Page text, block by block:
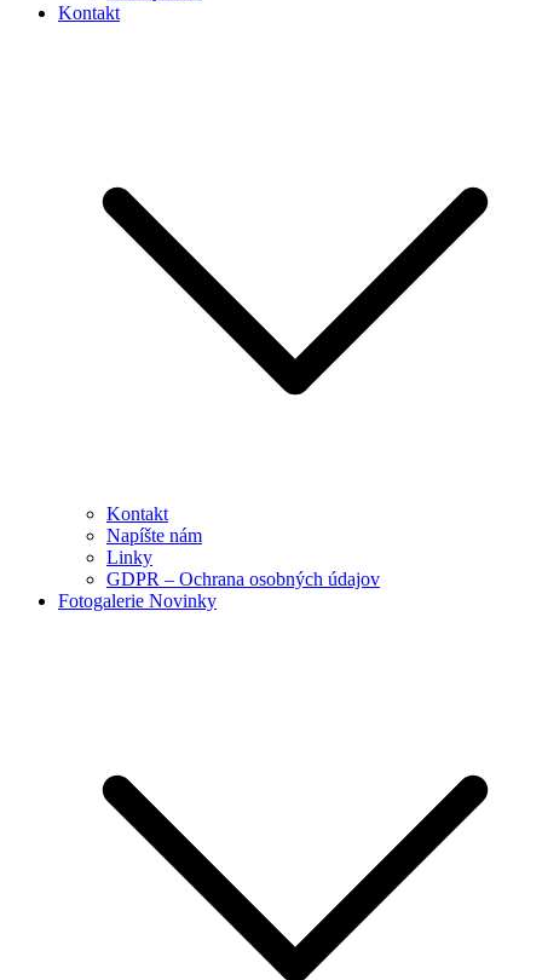
Kontakt
Kontakt
Napíšte nám
Linky
GDPR – Ochrana osobných údajov
Fotogalerie Novinky